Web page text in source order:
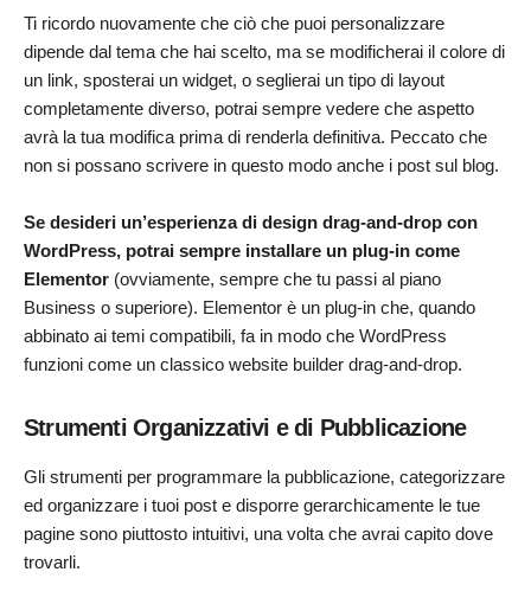
Ti ricordo nuovamente che ciò che puoi personalizzare
dipende dal tema che hai scelto, ma se modificherai il colore di
un link, sposterai un widget, o seglierai un tipo di layout
completamente diverso, potrai sempre vedere che aspetto
avrà la tua modifica prima di renderla definitiva. Peccato che
non si possano scrivere in questo modo anche i post sul blog.
Se desideri un’esperienza di design drag-and-drop con
WordPress, potrai sempre installare un plug-in come
Elementor (ovviamente, sempre che tu passi al piano
Business o superiore). Elementor è un plug-in che, quando
abbinato ai temi compatibili, fa in modo che WordPress
funzioni come un classico website builder drag-and-drop.
Strumenti Organizzativi e di Pubblicazione
Gli strumenti per programmare la pubblicazione, categorizzare
ed organizzare i tuoi post e disporre gerarchicamente le tue
pagine sono piuttosto intuitivi, una volta che avrai capito dove
trovarli.